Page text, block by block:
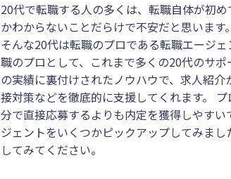
20代で転職する人の多くは、転職自体が初
かわからないことだらけで不安だと思います。
そんな20代は転職のプロである転職エージ
職のプロとして、これまで多くの20代のサ
の実績に裏付けされたノウハウで、求人紹
接対策などを徹底的に支援してくれます。
分で直接応募するよりも内定を獲得しやす
ジェントをいくつかピックアップしてみま
してみてください。